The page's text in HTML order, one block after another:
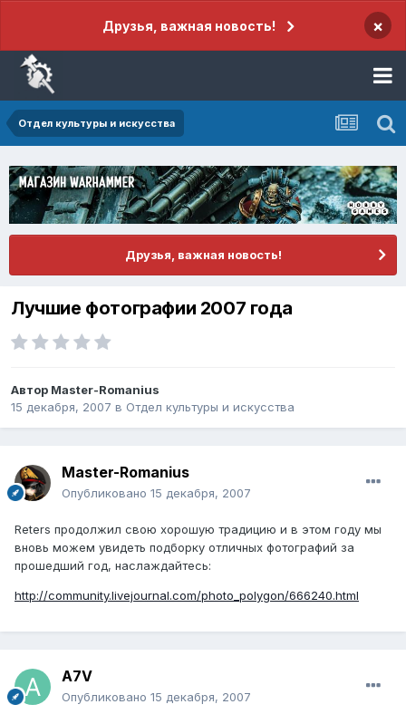
Друзья, важная новость! ×
Отдел культуры и искусства
Друзья, важная новость!
Лучшие фотографии 2007 года
Автор Master-Romanius
15 декабря, 2007 в Отдел культуры и искусства
Master-Romanius
Опубликовано 15 декабря, 2007
Reters продолжил свою хорошую традицию и в этом году мы
вновь можем увидеть подборку отличных фотографий за
прошедший год, наслаждайтесь:
http://community.livejournal.com/photo_polygon/666240.html
A7V
Опубликовано 15 декабря, 2007